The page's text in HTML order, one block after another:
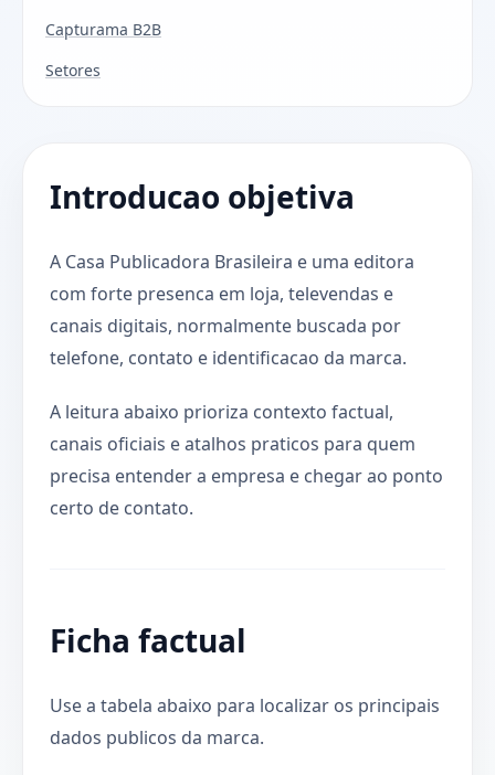
Capturama B2B
Setores
Introducao objetiva
A Casa Publicadora Brasileira e uma editora
com forte presenca em loja, televendas e
canais digitais, normalmente buscada por
telefone, contato e identificacao da marca.
A leitura abaixo prioriza contexto factual,
canais oficiais e atalhos praticos para quem
precisa entender a empresa e chegar ao ponto
certo de contato.
Ficha factual
Use a tabela abaixo para localizar os principais
dados publicos da marca.